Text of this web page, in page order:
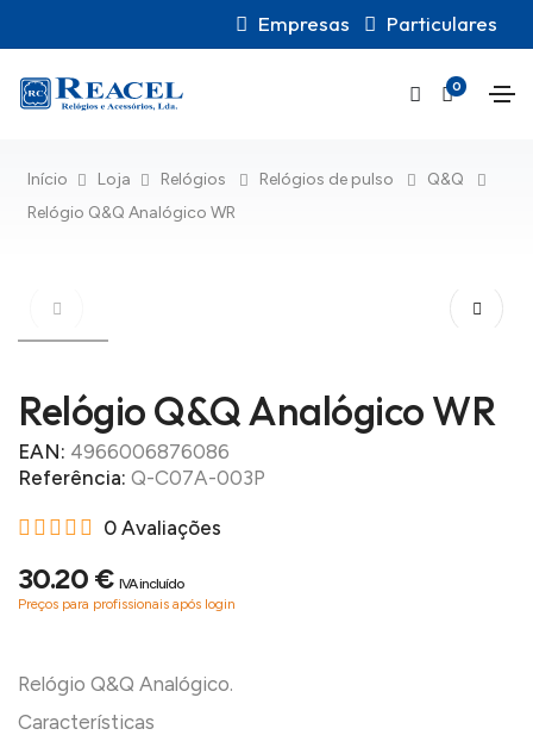
Empresas Particulares
0
Início Loja Relógios Relógios de pulso
Q&Q
Relógio Q&Q Analógico WR
Relógio Q&Q Analógico WR
EAN: 4966006876086
Referência: Q-C07A-003P
0 Avaliações
30.20 € IVA incluído
Preços para profissionais após login
Relógio Q&Q Analógico.
Características